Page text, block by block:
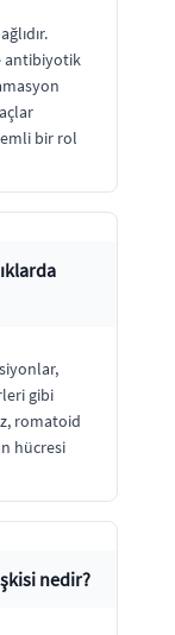
antibiyotik
bir rol
gibi
romatoid
hücresi
nedir?